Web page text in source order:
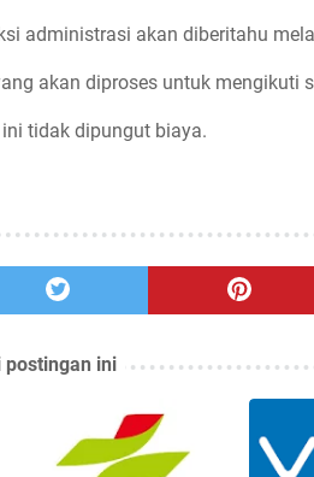
administrasi akan diberitahu
akan diproses untuk mengikuti
tidak dipungut biaya.
ini